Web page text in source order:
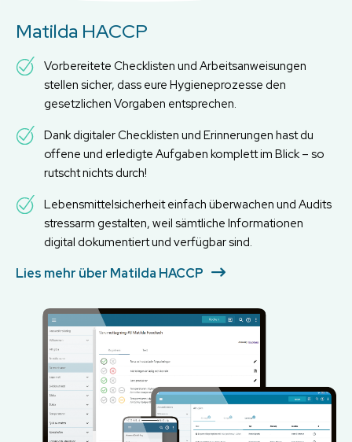
Matilda HACCP
Vorbereitete Checklisten und Arbeitsanweisungen
stellen sicher, dass eure Hygieneprozesse den
gesetzlichen Vorgaben entsprechen.
Dank digitaler Checklisten und Erinnerungen hast du
offene und erledigte Aufgaben komplett im Blick – so
rutscht nichts durch!
Lebensmittelsicherheit einfach überwachen und Audits
stressarm gestalten, weil sämtliche Informationen
digital dokumentiert und verfügbar sind.
Lies mehr über Matilda HACCP